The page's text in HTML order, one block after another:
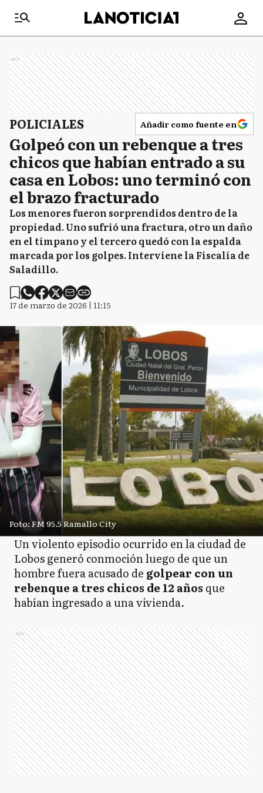
Ads
POLICIALES Añadir como fuente en
Golpeó con un rebenque a tres
chicos que habían entrado a su
casa en Lobos: uno terminó con
el brazo fracturado
Los menores fueron sorprendidos dentro de la
propiedad. Uno sufrió una fractura, otro un daño
en el tímpano y el tercero quedó con la espalda
marcada por los golpes. Interviene la Fiscalía de
Saladillo.
17 de marzo de 2026 | 11:15
Foto: FM 95.5 Ramallo City
Un violento episodio ocurrido en la ciudad de
Lobos generó conmoción luego de que un
hombre fuera acusado de golpear con un
rebenque a tres chicos de 12 años que
habían ingresado a una vivienda.
Ads